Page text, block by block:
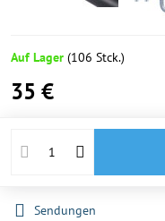
Auf Lager (106 Stck.)
35 €
Sendungen